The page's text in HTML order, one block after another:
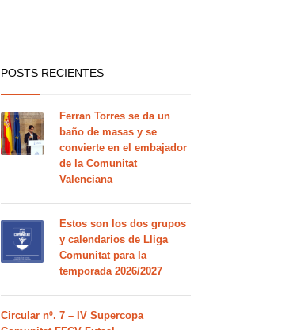
POSTS RECIENTES
Ferran Torres se da un
baño de masas y se
convierte en el embajador
de la Comunitat
Valenciana
Estos son los dos grupos
y calendarios de Lliga
Comunitat para la
temporada 2026/2027
Circular nº. 7 – IV Supercopa